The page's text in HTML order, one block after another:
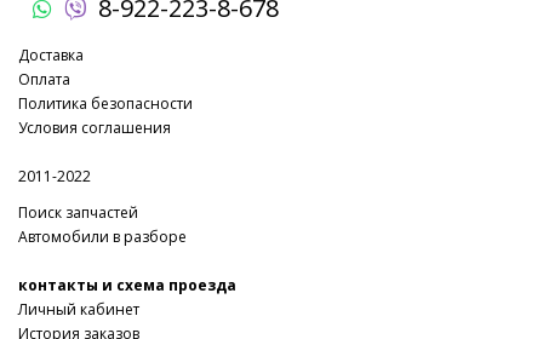
8-922-223-8-678
Доставка
Оплата
Политика безопасности
Условия соглашения
2011-2022
Поиск запчастей
Автомобили в разборе
контакты и схема проезда
Личный кабинет
История заказов